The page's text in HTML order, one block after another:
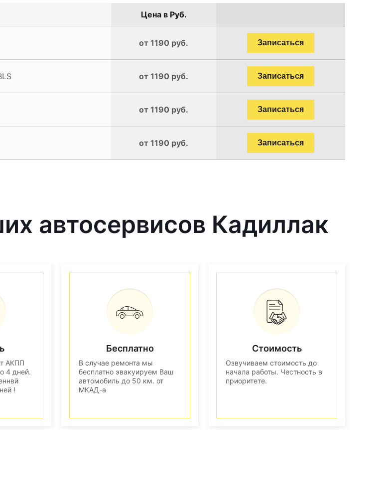
Цена в Руб.
от 1190 руб. Записаться
от 1190 руб. Записаться
от 1190 руб. Записаться
от 1190 руб. Записаться
автосервисов Кадиллак
АКПП
4 дней.
!
Бесплатно
В случае ремонта мы
бесплатно эвакуируем Ваш
автомобиль до 50 км. от
МКАД-а
Стоимость
Озвучиваем стоимость до
начала работы. Честность в
приоритете.